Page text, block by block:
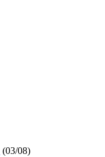
(03/08)